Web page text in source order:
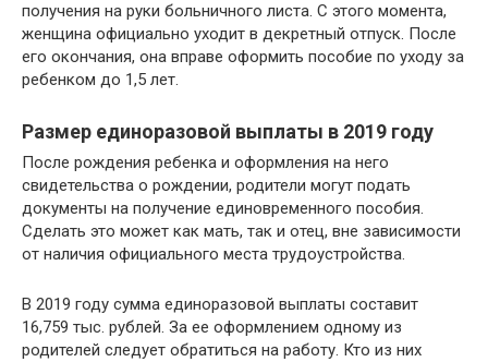
получения на руки больничного листа. С этого момента,
женщина официально уходит в декретный отпуск. После
его окончания, она вправе оформить пособие по уходу за
ребенком до 1,5 лет.
Размер единоразовой выплаты в 2019 году
После рождения ребенка и оформления на него
свидетельства о рождении, родители могут подать
документы на получение единовременного пособия.
Сделать это может как мать, так и отец, вне зависимости
от наличия официального места трудоустройства.
В 2019 году сумма единоразовой выплаты составит
16,759 тыс. рублей. За ее оформлением одному из
родителей следует обратиться на работу. Кто из них